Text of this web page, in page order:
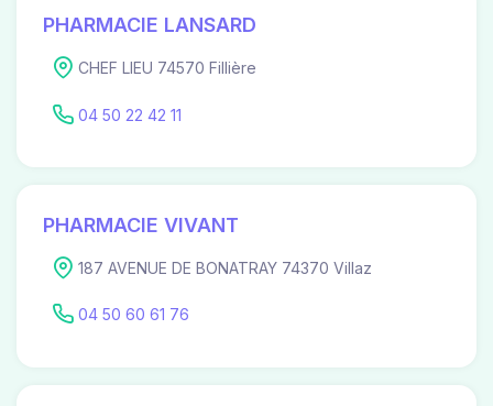
PHARMACIE LANSARD
CHEF LIEU 74570 Fillière
04 50 22 42 11
PHARMACIE VIVANT
187 AVENUE DE BONATRAY 74370 Villaz
04 50 60 61 76